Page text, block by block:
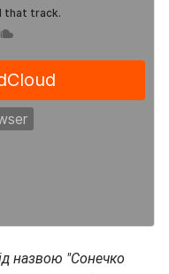
назвою "Сонечко